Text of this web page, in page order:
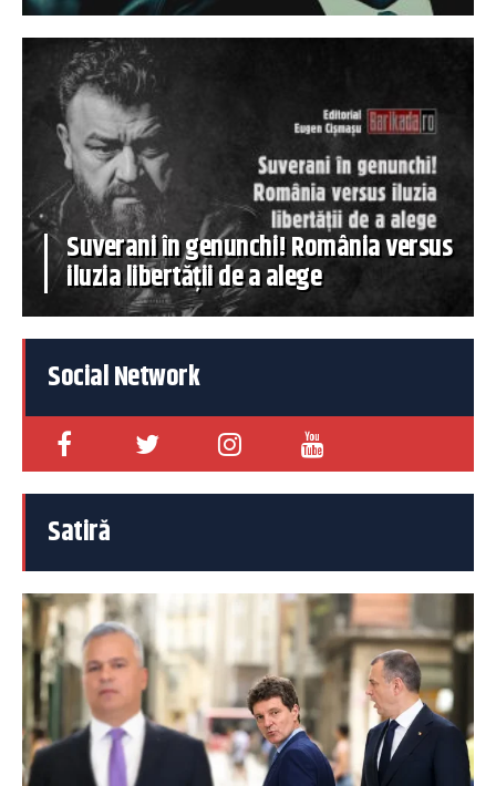
Suverani în genunchi! România versus
iluzia libertății de a alege
Social Network
Satiră